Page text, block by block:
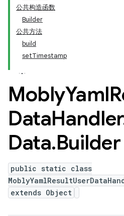
公共构造函数
Builder
公共方法
build
setTimestamp
MoblyYaml
DataHandler
Data.Builder
public static class
extends Object